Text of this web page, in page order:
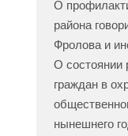
О
района
Фролова и
О состоянии
граждан в
нынешнего